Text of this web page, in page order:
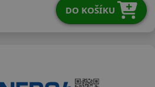
DO KOŠÍKU